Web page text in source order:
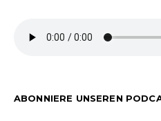
ABONNIERE UNSEREN